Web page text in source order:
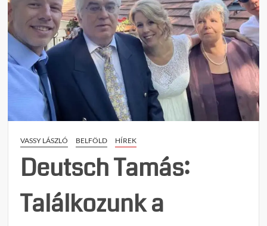
Bírói
a
VASSY LÁSZLÓ BELFÖLD HÍREK
Deutsch Tamás:
Találkozunk a